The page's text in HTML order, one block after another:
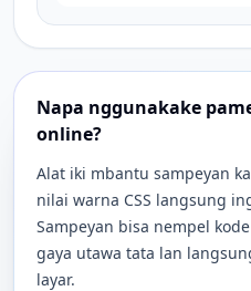
Napa nggunakake
online?
Alat iki mbantu sampeyan
nilai warna CSS langsung
Sampeyan bisa nempel
gaya utawa tata lan
layar.